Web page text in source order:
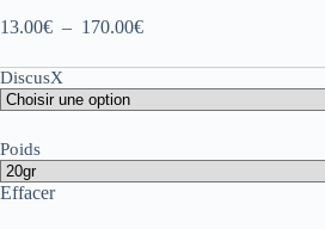
13.00€ – 170.00€Plage
prix :
13.00€
à
DiscusX
Poids
Effacer